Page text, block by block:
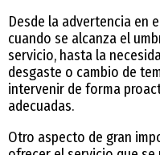
Desde la advertencia en
cuando se alcanza el
servicio, hasta la
desgaste o cambio de
intervenir de forma
adecuadas.
Otro aspecto de gran